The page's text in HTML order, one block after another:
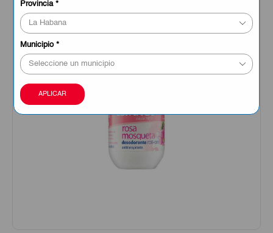
Provincia*
Municipio*
APLICAR